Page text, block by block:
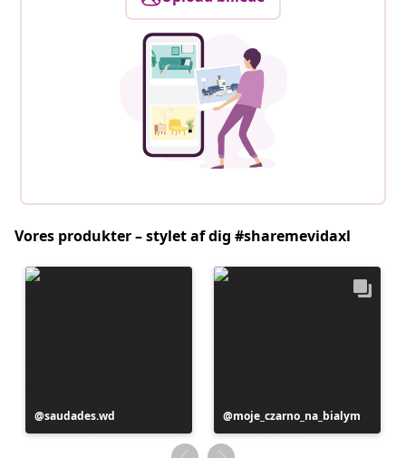
Vores produkter – stylet af dig #sharemevidaxl
Opslag
offentliggjort
saudades.wd
Opslag
offentliggjort
af
moje_czarno_na_bialym